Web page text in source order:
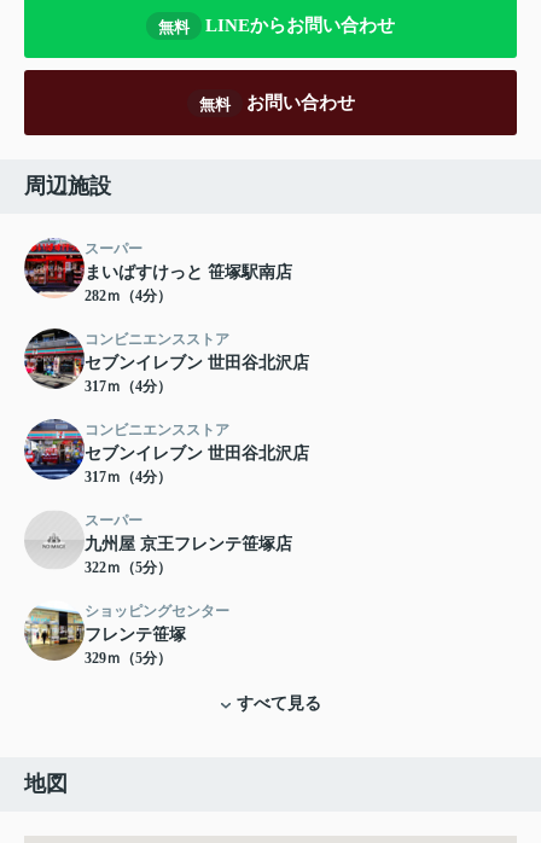
無料 LINEからお問い合わせ
無料 お問い合わせ
周辺施設
スーパー
まいばすけっと 笹塚駅南店
282ｍ（4分）
コンビニエンスストア
セブンイレブン 世田谷北沢店
317ｍ（4分）
コンビニエンスストア
セブンイレブン 世田谷北沢店
317ｍ（4分）
スーパー
九州屋 京王フレンテ笹塚店
322ｍ（5分）
ショッピングセンター
フレンテ笹塚
329ｍ（5分）
すべて見る
地図